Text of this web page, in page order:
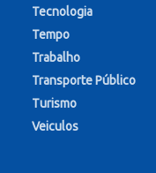
Tecnologia
Tempo
Trabalho
Transporte Público
Turismo
Veiculos